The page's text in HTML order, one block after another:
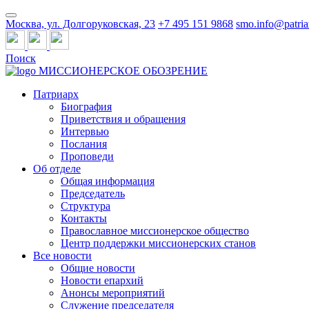
Москва, ул. Долгоруковская, 23 +7 495 151 9868
Поиск
МИССИОНЕРСКОЕ ОБОЗРЕНИЕ
Патриарх
Биография
Приветствия и обращения
Интервью
Послания
Проповеди
Об отделе
Общая информация
Председатель
Структура
Контакты
Православное миссионерское общество
Центр поддержки миссионерских станов
Все новости
Общие новости
Новости епархий
Анонсы мероприятий
Служение председателя